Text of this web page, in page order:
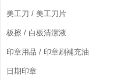
美工刀 / 美工刀片
板擦 / 白板清潔液
印章用品 / 印章刷補充油
日期印章